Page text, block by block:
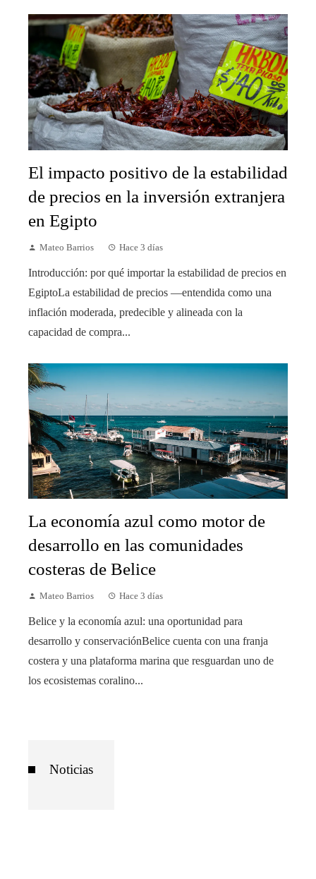
El impacto positivo de la estabilidad
de precios en la inversión extranjera
en Egipto
Mateo Barrios Hace 3 días
Introducción: por qué importar la estabilidad de precios en
EgiptoLa estabilidad de precios —entendida como una
inflación moderada, predecible y alineada con la
capacidad de compra...
La economía azul como motor de
desarrollo en las comunidades
costeras de Belice
Mateo Barrios Hace 3 días
Belice y la economía azul: una oportunidad para
desarrollo y conservaciónBelice cuenta con una franja
costera y una plataforma marina que resguardan uno de
los ecosistemas coralino...
Noticias